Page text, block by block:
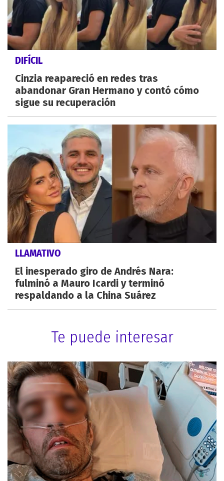
DIFÍCIL
Cinzia reapareció en redes tras
abandonar Gran Hermano y contó cómo
sigue su recuperación
LLAMATIVO
El inesperado giro de Andrés Nara:
fulminó a Mauro Icardi y terminó
respaldando a la China Suárez
Te puede interesar